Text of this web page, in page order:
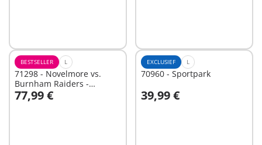
BESTSELLER L
71298 - Novelmore vs.
Burnham Raiders -
Toernooi arena
77,99 €
EXCLUSIEF L
70960 - Sportpark
39,99 €